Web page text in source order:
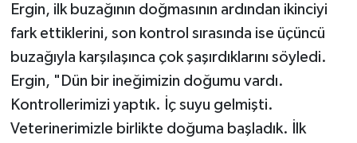
Ergin, ilk buzağının doğmasının ardından ikinciyi
fark ettiklerini, son kontrol sırasında ise üçüncü
buzağıyla karşılaşınca çok şaşırdıklarını söyledi.
Ergin, "Dün bir ineğimizin doğumu vardı.
Kontrollerimizi yaptık. İç suyu gelmişti.
Veterinerimizle birlikte doğuma başladık. İlk